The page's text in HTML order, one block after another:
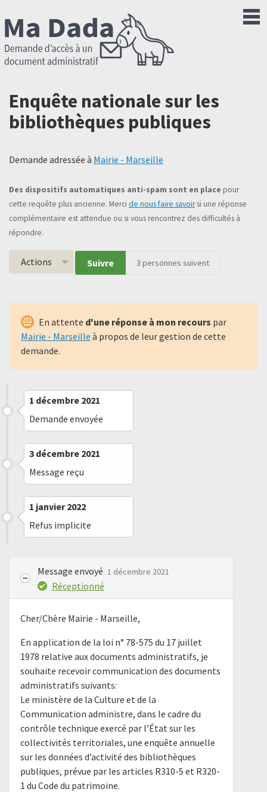
Enquête nationale sur les
bibliothèques publiques
Demande adressée à Mairie - Marseille
Des dispositifs automatiques anti-spam sont en place pour
cette requête plus ancienne. Merci de nous faire savoirsi une réponse
complémentaire est attendue ou si vous rencontrez des difficultés à
répondre.
Actions Suivre 3 personnes suivent
En attente d'une réponse à mon recours par
Mairie - Marseille à propos de leur gestion de cette
demande.
1 décembre 2021
Demande envoyée
3 décembre 2021
Message reçu
1 janvier 2022
Refus implicite
Message envoyé 1 décembre 2021
Réceptionné
Cher/Chère Mairie - Marseille,
En application de la loi n° 78-575 du 17 juillet
1978 relative aux documents administratifs, je
souhaite recevoir communication des documents
administratifs suivants:
Le ministère de la Culture et de la
Communication administre, dans le cadre du
contrôle technique exercé par l’État sur les
collectivités territoriales, une enquête annuelle
sur les données d’activité des bibliothèques
publiques, prévue par les articles R310-5 et R320-
1 du Code du patrimoine.